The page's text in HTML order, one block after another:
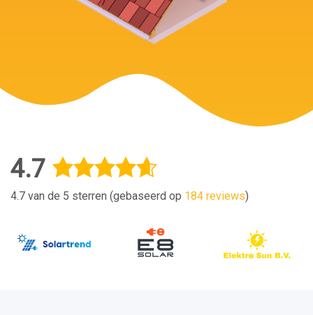
4.7
4.7 van de 5 sterren (gebaseerd op 184 reviews)